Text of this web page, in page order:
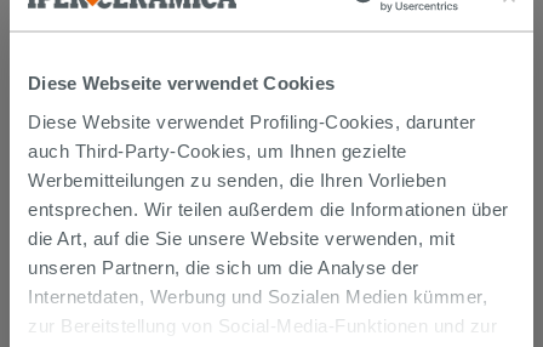
Diese Webseite verwendet Cookies
Diese Website verwendet Profiling-Cookies, darunter
auch Third-Party-Cookies, um Ihnen gezielte
Werbemitteilungen zu senden, die Ihren Vorlieben
entsprechen. Wir teilen außerdem die Informationen über
die Art, auf die Sie unsere Website verwenden, mit
unseren Partnern, die sich um die Analyse der
Internetdaten, Werbung und Sozialen Medien kümmer,
zur Bereitstellung von Social-Media-Funktionen und zur
IN DEN WARENKORB LEGEN